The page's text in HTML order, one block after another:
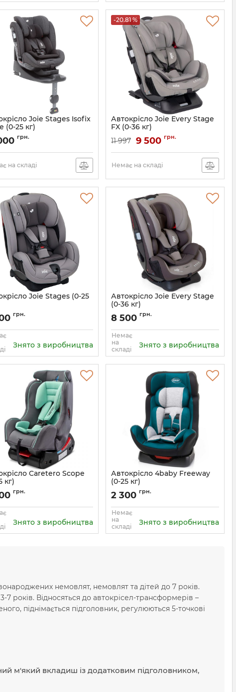
Joie Stages Isofix
(0-25 кг)
5060264399536
грн.
на складі
-20.81 %
Автокрісло Joie Every Stage
FX (0-36 кг)
Артикул:C1602ADGFL000
11 997 9 500 грн.
Немає на складі
Joie Stages (0-25
5056080605791
грн.
Знято з виробництва
Автокрісло Joie Every Stage
(0-36 кг)
Артикул: 5056080607603
8 500 грн.
Немає
на
складі
Знято з виробництва
Caretero Scope
кг)
159414
грн.
Знято з виробництва
Автокрісло 4baby Freeway
(0-25 кг)
Артикул: 893
2 300 грн.
Немає
на
складі
Знято з виробництва
немовлят, немовлят та дітей до 7 років.
7 років. Відносяться до автокрісел-трансформерів –
піднімається підголовник, регулюються 5-точкові
м'який вкладиш із додатковим підголовником,